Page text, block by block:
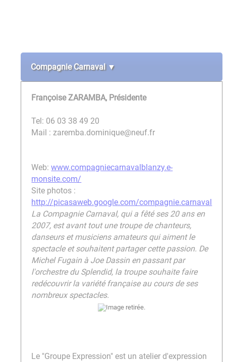
Compagnie Carnaval ▼
Françoise ZARAMBA, Présidente
Tel: 06 03 38 49 20
Mail : zaremba.dominique@neuf.fr
Web:www.compagniecarnavalblanzy.e-
monsite.com/
Site photos :
http://picasaweb.google.com/compagnie.carnaval
La Compagnie Carnaval, qui a fêté ses 20 ans en
2007, est avant tout une troupe de chanteurs,
danseurs et musiciens amateurs qui aiment le
spectacle et souhaitent partager cette passion. De
Michel Fugain à Joe Dassin en passant par
l'orchestre du Splendid, la troupe souhaite faire
redécouvrir la variété française au cours de ses
nombreux spectacles.
Le "Groupe Expression" est un atelier d'expression